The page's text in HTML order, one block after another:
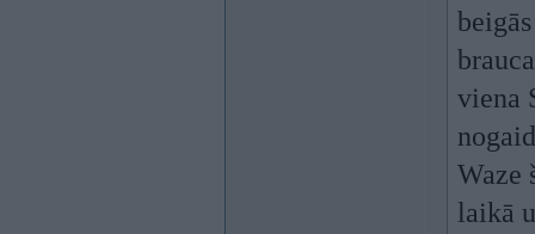
viena
Waze
laikā